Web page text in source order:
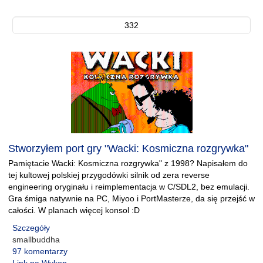
332
Stworzyłem port gry "Wacki: Kosmiczna rozgrywka"
Pamiętacie Wacki: Kosmiczna rozgrywka" z 1998? Napisałem do
tej kultowej polskiej przygodówki silnik od zera reverse
engineering oryginału i reimplementacja w C/SDL2, bez emulacji.
Gra śmiga natywnie na PC, Miyoo i PortMasterze, da się przejść w
całości. W planach więcej konsol :D
Szczegóły
smallbuddha
97 komentarzy